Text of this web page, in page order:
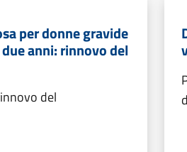
per donne gravide
anni: rinnovo del
del